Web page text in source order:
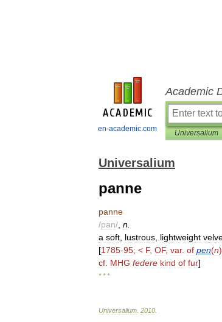
en-academic.com
Academic
Universalium
Universalium
panne
panne
/pan/ n
a soft lustrous lightweight
[1785-95; < F, OF, var. of pen(n)
cf MHG federe kind of fur]
* * *
Universalium 2010